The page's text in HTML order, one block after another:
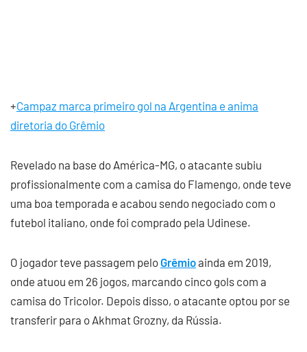
+Campaz marca primeiro gol na Argentina e anima
diretoria do Grêmio
Revelado na base do América-MG, o atacante subiu
profissionalmente com a camisa do Flamengo, onde teve
uma boa temporada e acabou sendo negociado com o
futebol italiano, onde foi comprado pela Udinese.
O jogador teve passagem pelo Grêmioainda em 2019,
onde atuou em 26 jogos, marcando cinco gols com a
camisa do Tricolor. Depois disso, o atacante optou por se
transferir para o Akhmat Grozny, da Rússia.